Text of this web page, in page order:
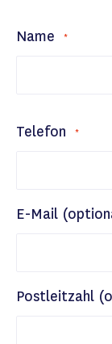
Name
Telefon
E-Mail
Postleitzahl